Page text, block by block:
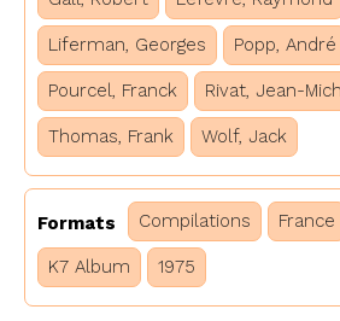
Liferman, Georges Popp, André
Pourcel, Franck Rivat, Jean-
Thomas, Frank Wolf, Jack
Formats Compilations France
K7 Album 1975